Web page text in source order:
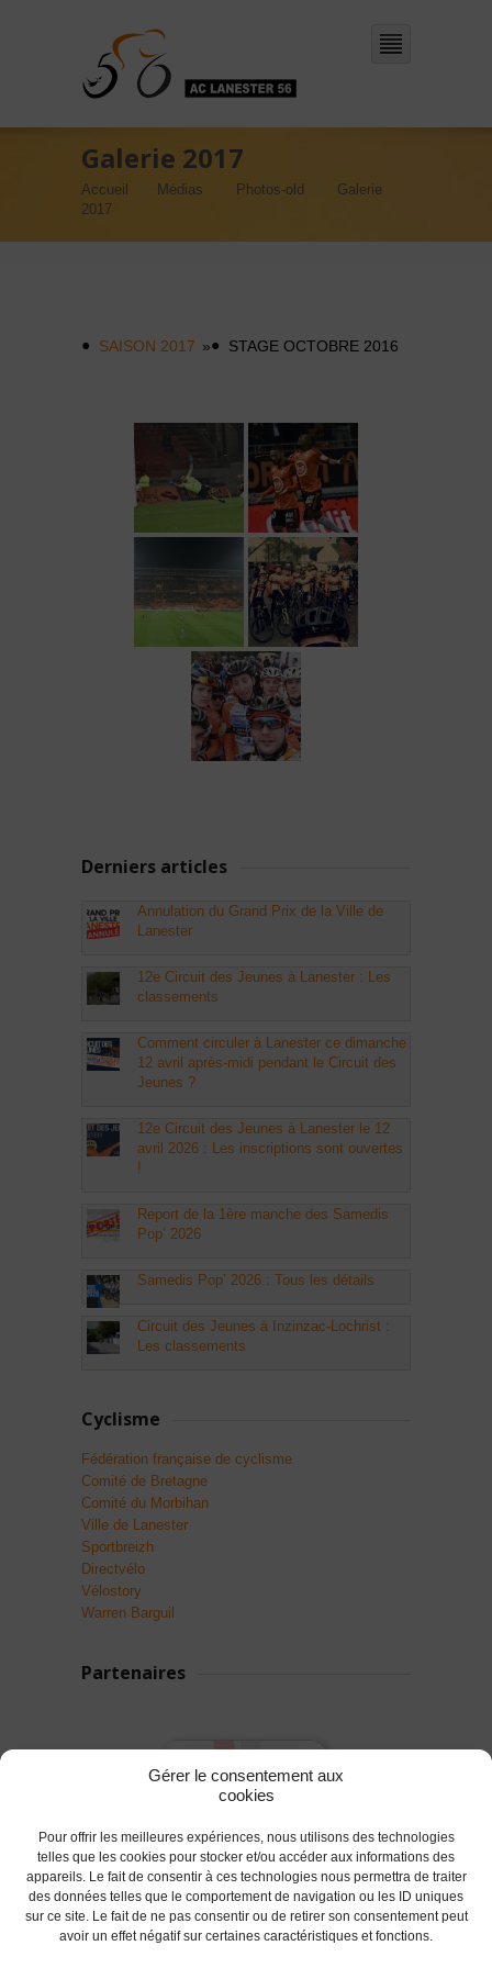
Gérer le consentement aux
cookies
Pour offrir les meilleures expériences, nous utilisons des technologies
telles que les cookies pour stocker et/ou accéder aux informations des
appareils. Le fait de consentir à ces technologies nous permettra de traiter
des données telles que le comportement de navigation ou les ID uniques
sur ce site. Le fait de ne pas consentir ou de retirer son consentement peut
avoir un effet négatif sur certaines caractéristiques et fonctions.
Galerie 2017
Accueil Médias Photos-old
Galerie
2017
SAISON 2017 » STAGE OCTOBRE 2016
Derniers articles
Annulation du Grand Prix de la Ville de
Lanester
12e Circuit des Jeunes à Lanester : Les
classements
Comment circuler à Lanester ce dimanche
12 avril après-midi pendant le Circuit des
Jeunes ?
12e Circuit des Jeunes à Lanester le 12
avril 2026 : Les inscriptions sont ouvertes
!
Report de la 1ère manche des Samedis
Pop’ 2026
Samedis Pop’ 2026 : Tous les détails
Circuit des Jeunes à Inzinzac-Lochrist :
Les classements
Cyclisme
Fédération française de cyclisme
Comité de Bretagne
Comité du Morbihan
Ville de Lanester
Sportbreizh
Directvélo
Vélostory
Warren Barguil
Partenaires